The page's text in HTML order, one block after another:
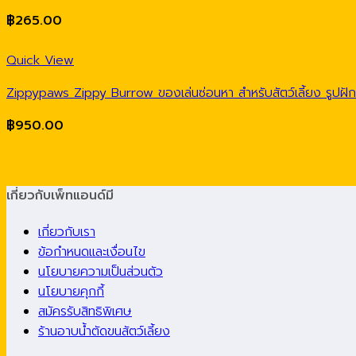
฿265.00
Quick View
Zippypaws Zippy Burrow ของเล่นซ่อนหา สำหรับสัตว์เลี้ยง รูปฝั
฿950.00
เกี่ยวกับเพ็ทแอนด์มี
เกี่ยวกับเรา
ข้อกำหนดและเงื่อนไข
นโยบายความเป็นส่วนตัว
นโยบายคุกกี้
สมัครรับสิทธิพิเศษ
ร้านอาบน้ำตัดขนสัตว์เลี้ยง